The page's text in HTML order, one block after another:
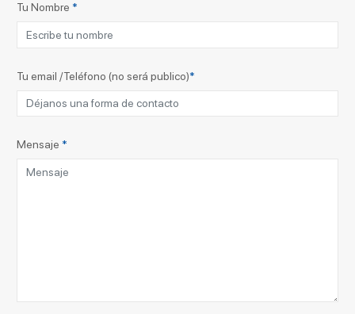
Tu Nombre *
Tu email /Teléfono (no será publico)*
Mensaje *